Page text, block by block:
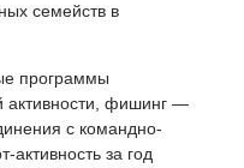
семейств в
программы
фишинг —
с командно-
активность за год